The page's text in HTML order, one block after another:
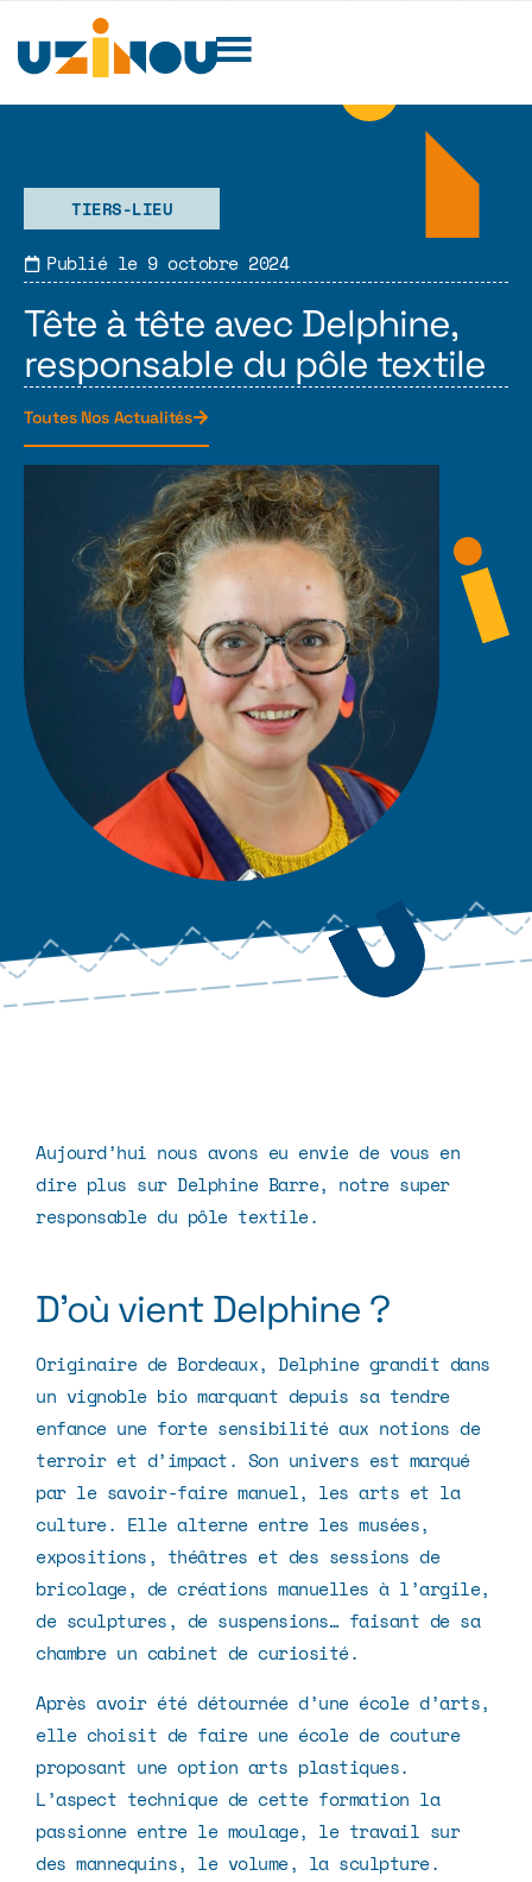
TIERS-LIEU
Publié le 9 octobre 2024
Tête à tête avec Delphine,
responsable du pôle textile
Toutes Nos Actualités
Aujourd’hui nous avons eu envie de vous en
dire plus sur Delphine Barre, notre super
responsable du pôle textile.
D’où vient Delphine ?
Originaire de Bordeaux, Delphine grandit dans
un vignoble bio marquant depuis sa tendre
enfance une forte sensibilité aux notions de
terroir et d’impact. Son univers est marqué
par le savoir-faire manuel, les arts et la
culture. Elle alterne entre les musées,
expositions, théâtres et des sessions de
bricolage, de créations manuelles à l’argile,
de sculptures, de suspensions… faisant de sa
chambre un cabinet de curiosité.
Après avoir été détournée d’une école d’arts,
elle choisit de faire une école de couture
proposant une option arts plastiques.
L’aspect technique de cette formation la
passionne entre le moulage, le travail sur
des mannequins, le volume, la sculpture.